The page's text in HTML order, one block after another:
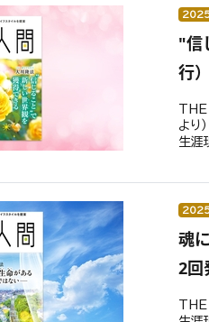
"信
行）
より）
生涯
魂
2回